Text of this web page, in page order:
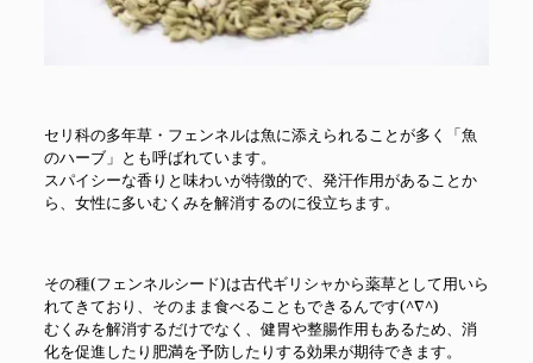
セリ科の多年草・フェンネルは魚に添えられることが多く「魚
のハーブ」とも呼ばれています。
スパイシーな香りと味わいが特徴的で、発汗作用があることか
ら、女性に多いむくみを解消するのに役立ちます。
その種(フェンネルシード)は古代ギリシャから薬草として用いら
れてきており、そのまま食べることもできるんです(^∇^)
むくみを解消するだけでなく、健胃や整腸作用もあるため、消
化を促進したり肥満を予防したりする効果が期待できます。